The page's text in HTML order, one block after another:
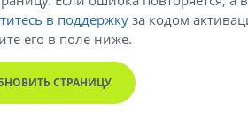
в поддержку за кодом
его в поле ниже.
СТРАНИЦУ